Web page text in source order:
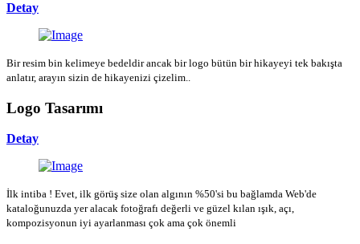
Detay
Bir resim bin kelimeye bedeldir ancak bir logo bütün bir hikayeyi tek bakışta
anlatır, arayın sizin de hikayenizi çizelim..
Logo Tasarımı
Detay
İlk intiba ! Evet, ilk görüş size olan algının %50'si bu bağlamda Web'de
kataloğunuzda yer alacak fotoğrafı değerli ve güzel kılan ışık, açı,
kompozisyonun iyi ayarlanması çok ama çok önemli